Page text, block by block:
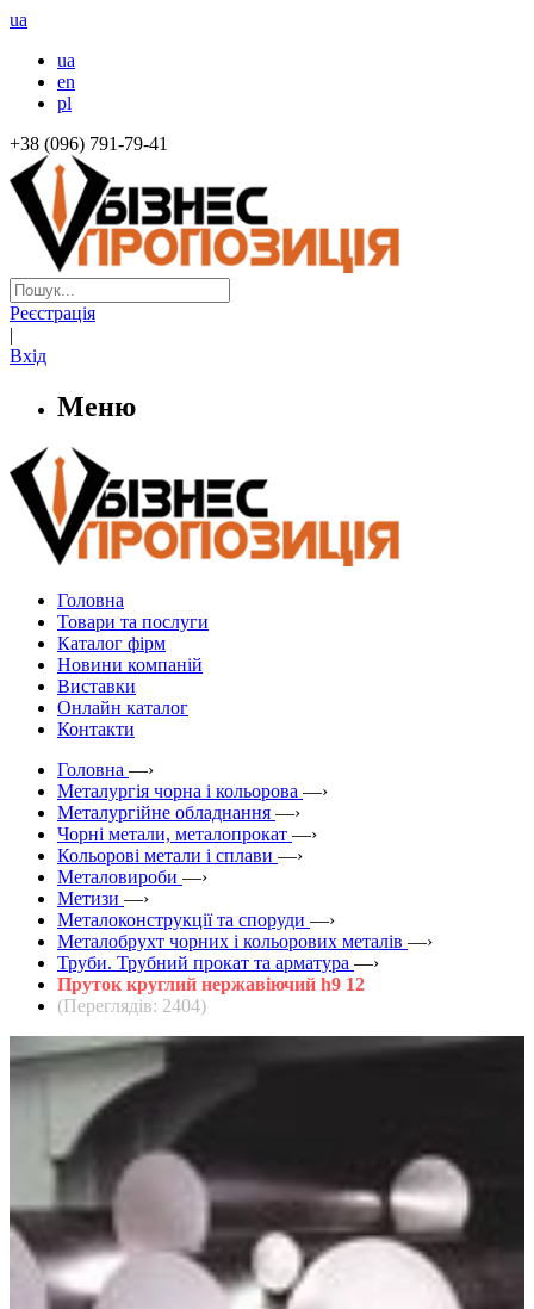
ua
ua
en
pl
+38 (096) 791-79-41
Реєстрація
|
Вхід
Меню
Головна
Товари та послуги
Каталог фірм
Новини компаній
Виставки
Онлайн каталог
Контакти
Головна —›
Металургія чорна і кольорова —›
Металургійне обладнання —›
Чорні метали, металопрокат —›
Кольорові метали і сплави —›
Металовироби —›
Метизи —›
Металоконструкції та споруди —›
Металобрухт чорних і кольорових металів —›
Труби. Трубний прокат та арматура —›
Пруток круглий нержавіючий h9 12
(Переглядів: 2404)